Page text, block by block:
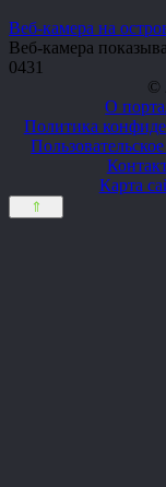
Веб-камера на
Веб-камера
0431
©
О
Политика
Карта